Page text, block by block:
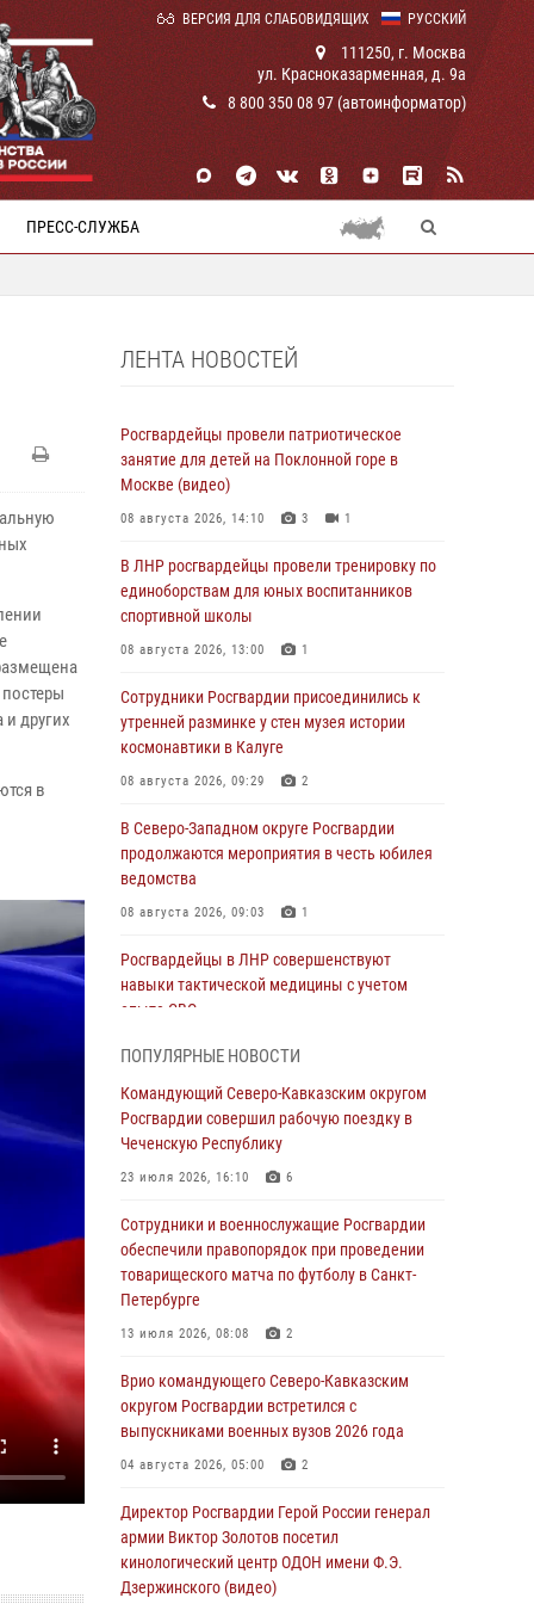
РУССКИЙ
ВЕРСИЯ ДЛЯ СЛАБОВИДЯЩИХ
111250, г. Москва
ул. Красноказарменная, д. 9а
8 800 350 08 97 (автоинформатор)
ПРЕСС-СЛУЖБА
других
в
ЛЕНТА НОВОСТЕЙ
Росгвардейцы провели патриотическое
занятие для детей на Поклонной горе в
Москве (видео)
08 августа 2026, 14:10 3 1
В ЛНР росгвардейцы провели тренировку по
единоборствам для юных воспитанников
спортивной школы
08 августа 2026, 13:00 1
Сотрудники Росгвардии присоединились к
утренней разминке у стен музея истории
космонавтики в Калуге
08 августа 2026, 09:29 2
В Северо-Западном округе Росгвардии
продолжаются мероприятия в честь юбилея
ведомства
08 августа 2026, 09:03 1
Росгвардейцы в ЛНР совершенствуют
навыки тактической медицины с учетом
опыта СВО
Военнослужащие Софринской бригады
Росгвардии встретились с участником
патриотического проекта «Дорогой
Ломоносова — дорогой к Победе в СВО»
08 августа 2026, 07:00 2 1
Росгвардейцы обеспечили безопасность
«Поезда Победы» в Кузбассе
08 августа 2026, 07:00
ОМОН «Ойрат» Управления Росгвардии по
Республике Калмыкия исполнилось 20 лет
08 августа 2026, 07:00
Росгвардии провели турнир по настольному
теннису ко Дню физкультурника
08 августа 2026, 07:00
ПОПУЛЯРНЫЕ НОВОСТИ
Командующий Северо-Кавказским округом
Росгвардии совершил рабочую поездку в
Чеченскую Республику
23 июля 2026, 16:10 6
Сотрудники и военнослужащие Росгвардии
обеспечили правопорядок при проведении
товарищеского матча по футболу в Санкт-
Петербурге
13 июля 2026, 08:08 2
Врио командующего Северо-Кавказским
округом Росгвардии встретился с
выпускниками военных вузов 2026 года
04 августа 2026, 05:00 2
Директор Росгвардии Герой России генерал
армии Виктор Золотов посетил
кинологический центр ОДОН имени Ф.Э.
Дзержинского (видео)